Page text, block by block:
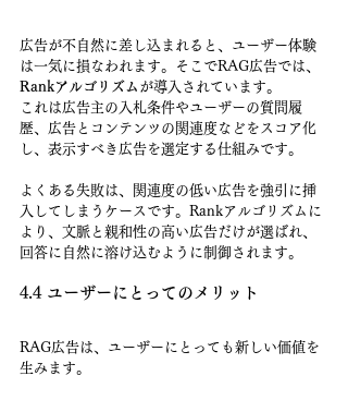
広告が不自然に差し込まれると、ユーザー体験
は一気に損なわれます。そこでRAG広告では、
Rankアルゴリズム が導入されています。
これは広告主の入札条件やユーザーの質問履
歴、広告とコンテンツの関連度などをスコア化
し、表示すべき広告を選定する仕組みです。
よくある失敗は、関連度の低い広告を強引に挿
入してしまうケースです。Rankアルゴリズムに
より、文脈と親和性の高い広告だけが選ばれ、
回答に自然に溶け込むように制御されます。
4.4 ユーザーにとってのメリット
RAG広告は、ユーザーにとっても新しい価値を
生みます。